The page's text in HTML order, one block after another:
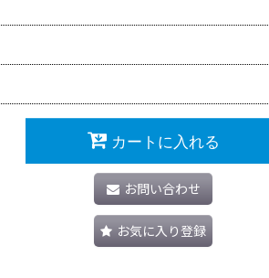
カートに入れる
お問い合わせ
お気に入り登録